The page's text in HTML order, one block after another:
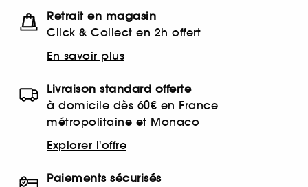
Retrait en magasin
Click & Collect en 2h offert
En savoir plus
Livraison standard offerte
à domicile dès 60€ en France
métropolitaine et Monaco
Explorer l'offre
Paiements sécurisés